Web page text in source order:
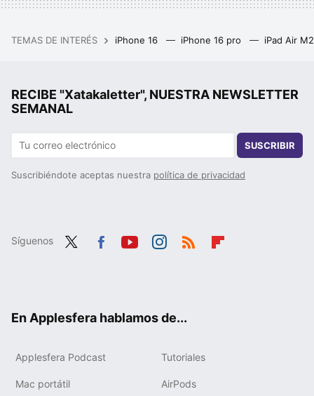
TEMAS DE INTERÉS iPhone 16 iPhone 16 pro iPad Air
RECIBE "Xatakaletter", NUESTRA NEWSLETTER
SEMANAL
SUSCRIBIR
Suscribiéndote aceptas nuestra política de privacidad
Síguenos
En Applesfera hablamos de...
Applesfera Podcast Tutoriales
Mac portátil AirPods